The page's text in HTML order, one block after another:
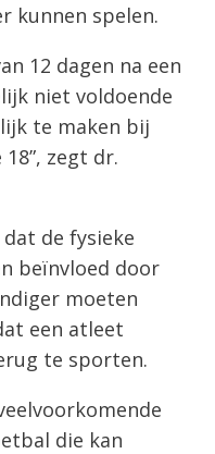
kunnen spelen.
12 dagen na een
niet voldoende
te maken bij
zegt dr.
de fysieke
beïnvloed door
moeten
een atleet
te sporten.
die kan